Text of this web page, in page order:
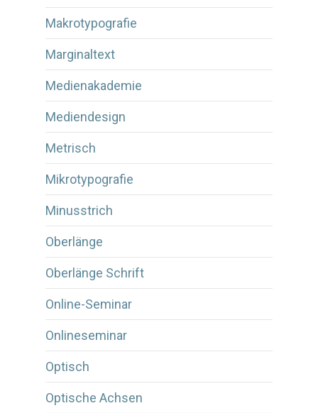
Makrotypografie
Marginaltext
Medienakademie
Mediendesign
Metrisch
Mikrotypografie
Minusstrich
Oberlänge
Oberlänge Schrift
Online-Seminar
Onlineseminar
Optisch
Optische Achsen